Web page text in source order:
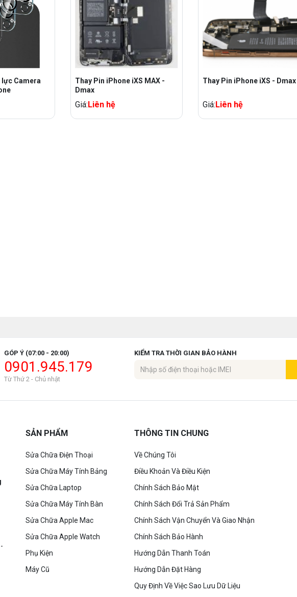
Thay Pin iPhone iXS MAX -
Dmax
Giá: Liên hệ
Thay Pin iPhone iXS - Dmax
Giá: Liên hệ
GÓP Ý (07:00 - 20:00)
0901.945.179
Từ Thứ 2 - Chủ nhật
KIỂM TRA THỜI GIAN BẢO HÀNH
SẢN PHẨM
Sửa Chữa Điện Thoại
Sửa Chữa Máy Tính Bảng
Sửa Chữa Laptop
Sửa Chữa Máy Tính Bàn
Sửa Chữa Apple Mac
Sửa Chữa Apple Watch
Phụ Kiện
Máy Cũ
THÔNG TIN CHUNG
Về Chúng Tôi
Điều Khoản Và Điều Kiện
Chính Sách Bảo Mật
Chính Sách Đổi Trả Sản Phẩm
Chính Sách Vận Chuyển Và Giao Nhận
Chính Sách Bảo Hành
Hướng Dẫn Thanh Toán
Hướng Dẫn Đặt Hàng
Quy Định Về Việc Sao Lưu Dữ Liệu